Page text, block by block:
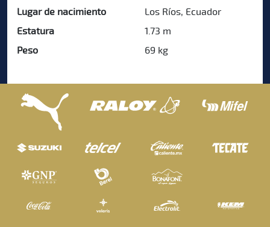
Lugar de nacimiento
Los Ríos, Ecuador
Estatura
1.73 m
Peso
69 kg